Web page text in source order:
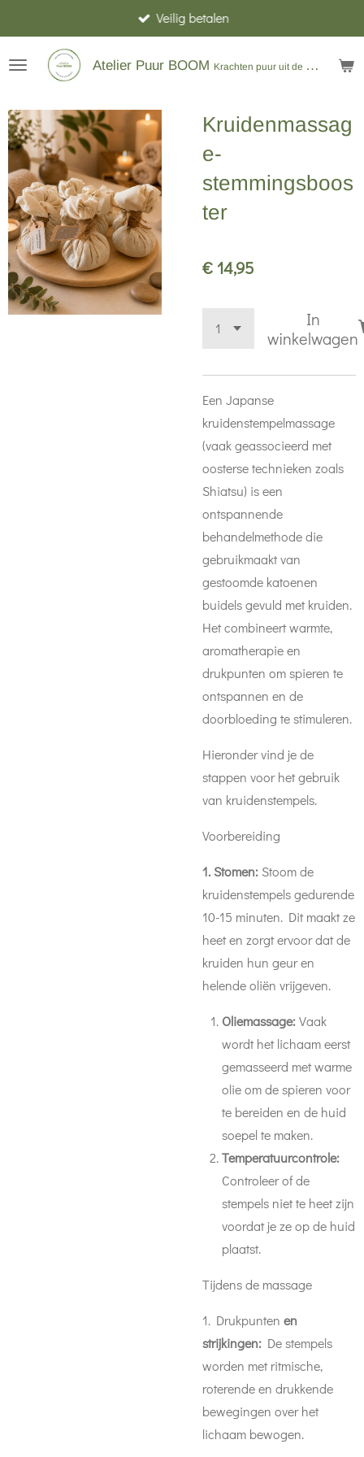
direct
naar
hoofdinhoud
Atelier Puur BOOM Krachten puur uit de natuur
Veilig betalen
Kruidenmassag
e-
stemmingsboos
ter
€ 14,95
In
winkelwagen
Een Japanse
kruidenstempelmassage
(vaak geassocieerd met
oosterse technieken zoals
Shiatsu) is een
ontspannende
behandelmethode die
gebruikmaakt van
gestoomde katoenen
buidels gevuld met kruiden.
Het combineert warmte,
aromatherapie en
drukpunten om spieren te
ontspannen en de
doorbloeding te stimuleren.
Hieronder vind je de
stappen voor het gebruik
van kruidenstempels.
Voorbereiding
1. Stomen: Stoom de
kruidenstempels gedurende
10-15 minuten. Dit maakt ze
heet en zorgt ervoor dat de
kruiden hun geur en
helende oliën vrijgeven.
Oliemassage:Vaak
wordt het lichaam eerst
gemasseerd met warme
olie om de spieren voor
te bereiden en de huid
soepel te maken.
Temperatuurcontrole:
Controleer of de
stempels niet te heet zijn
voordat je ze op de huid
plaatst.
Tijdens de massage
1. Drukpunten en
strijkingen: De stempels
worden met ritmische,
roterende en drukkende
bewegingen over het
lichaam bewogen.